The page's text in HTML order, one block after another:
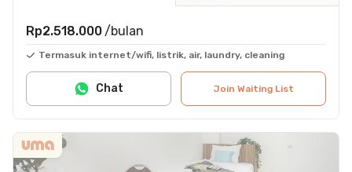
Rp2.518.000 /bulan
Termasuk internet/wifi, listrik, air, laundry, cleaning
Join Waiting List
Chat